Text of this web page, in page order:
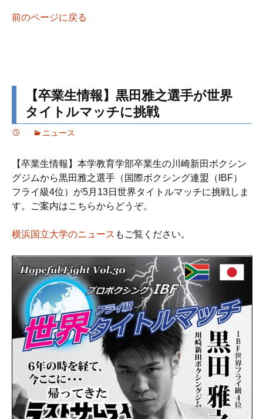
前のページに戻る
【卒業生情報】黒田雅之選手が世界
タイトルマッチに挑戦
ニュース
【卒業生情報】本学教育学部卒業生の川崎新田ボクシン
グジムから黒田雅之選手（国際ボクシング連盟（IBF）
フライ級4位）が5月13日世界タイトルマッチに挑戦しま
す。ご案内はこちらからどうぞ。
横浜国立大学のニュース もご覧ください。